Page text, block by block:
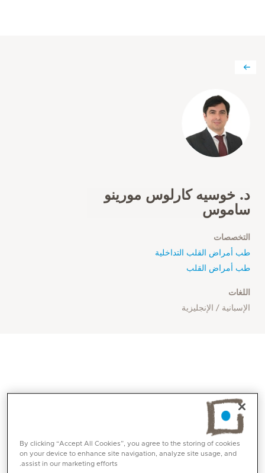
د. خوسيه كارلوس مورينو
ساموس
التخصصات
طب أمراض القلب التداخلية
طب أمراض القلب
اللغات
الإسبانية / الإنجليزية
By clicking “Accept All Cookies”, you agree to the storing of cookies
on your device to enhance site navigation, analyze site usage, and
assist in our marketing efforts.